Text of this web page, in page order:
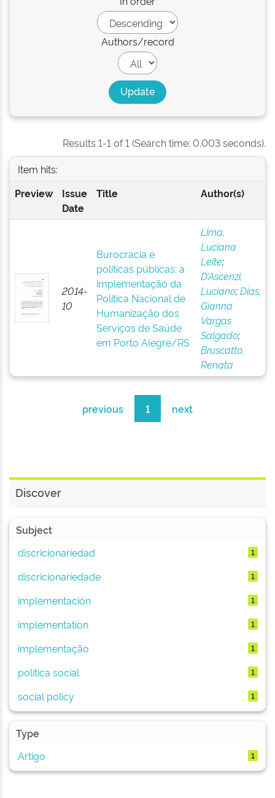
Authors/record
Results 1-1 of 1 (Search time: 0.003 seconds).
Item hits:
Preview
Issue
Date
Title Author(s)
2014-
10
Burocracia e
políticas públicas: a
implementação da
Política Nacional de
Humanização dos
Serviços de Saúde
em Porto Alegre/RS
Lima,
Luciana
Leite;
D’Ascenzi,
Luciano;Dias,
Gianna
Vargas
Salgado;
Bruscatto,
Renata
previous 1 next
Discover
Subject
discricionariedad
1
discricionariedade 1
implementación 1
implementation 1
implementação 1
política social 1
social policy 1
Type
Artigo
1